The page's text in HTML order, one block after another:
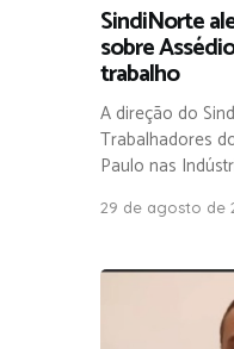
SindiNorte
sobre
trabalho
A direção do
Trabalhadores
Paulo nas
29 de agosto de